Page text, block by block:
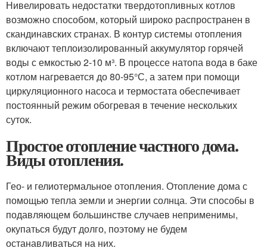
Нивелировать недостатки твердотопливных котлов
возможно способом, который широко распространен в
скандинавских странах. В контур системы отопления
включают теплоизолированный аккумулятор горячей
воды с емкостью 2-10 м³. В процессе натопа вода в баке
котлом нагревается до 80-95°С, а затем при помощи
циркуляционного насоса и термостата обеспечивает
постоянный режим обогревая в течение нескольких
суток.
Простое отопление частного дома.
Виды отопления.
Гео- и гелиотермальное отопления. Отопление дома с
помощью тепла земли и энергии солнца. Эти способы в
подавляющем большинстве случаев неприменимы,
окупаться будут долго, поэтому не будем
останавливаться на них.